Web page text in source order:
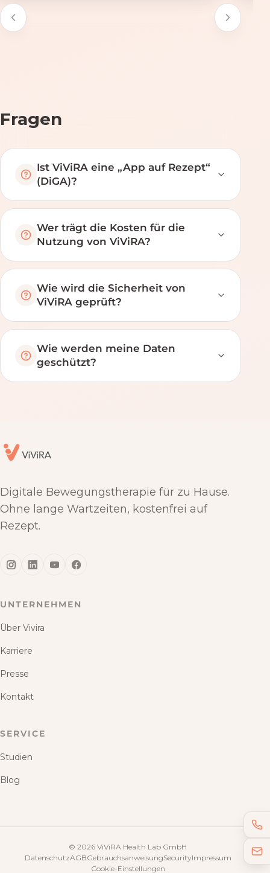
Fragen
Ist ViViRA eine „App auf Rezept“
(DiGA)?
Wer trägt die Kosten für die
Nutzung von ViViRA?
Wie wird die Sicherheit von
ViViRA geprüft?
Wie werden meine Daten
geschützt?
Digitale Bewegungstherapie für zu Hause.
Ohne lange Wartzeiten, kostenfrei auf
Rezept.
UNTERNEHMEN
Über Vivira
Karriere
Presse
Kontakt
SERVICE
Studien
Blog
© 2026 ViViRA Health Lab GmbH
DatenschutzAGBGebrauchsanweisungSecurityImpressum
Cookie-Einstellungen